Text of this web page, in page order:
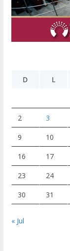
D
L
2 3
9 10
16 17
23 24
30 31
« Jul